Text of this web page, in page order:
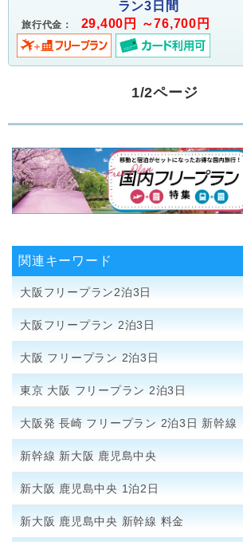
ラン3日間
旅行代金： 29,400円 ～76,700円
1/2ページ
関連キーワード
大阪フリープラン2泊3日
大阪フリープラン 2泊3日
大阪 フリープラン 2泊3日
東京 大阪 フリープラン 2泊3日
大阪発 長崎 フリープラン 2泊3日 新幹線
新幹線 新大阪 鹿児島中央
新大阪 鹿児島中央 1泊2日
新大阪 鹿児島中央 新幹線 料金